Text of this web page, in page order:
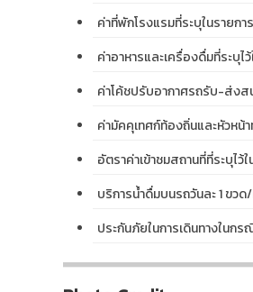
ค่าที่พักโรงแรมที่ระบุในรายก
ค่าอาหารและเครื่องดื่มที่ระบุไ
ค่าโค้ชปรับอากาศรถรับ-ส่งส
ค่ามัคคุเทศก์ท้องถิ่นและหัวห
อัตราค่าเข้าชมสถานที่ที่ระบุไว้
บริการน้ำดื่มบนรถวันละ 1 ขวด
ประกันภัยในการเดินทางในก